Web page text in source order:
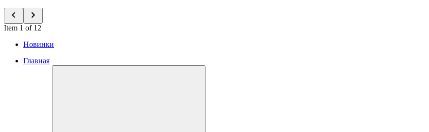
Item 1 of 12
Новинки
Главная